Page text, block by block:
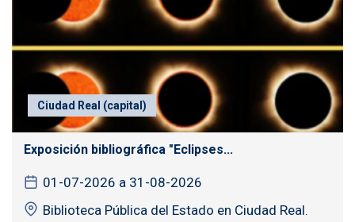
Ciudad Real (capital)
Exposición bibliográfica "Eclipses...
01-07-2026 a 31-08-2026
Biblioteca Pública del Estado en Ciudad Real.